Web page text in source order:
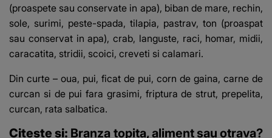
(proaspete sau conservate in apa), biban de mare, rechin,
sole, surimi, peste-spada, tilapia, pastrav, ton (proaspat
sau conservat in apa), crab, languste, raci, homar, midii,
caracatita, stridii, scoici, creveti si calamari.
Din curte – oua, pui, ficat de pui, corn de gaina, carne de
curcan si de pui fara grasimi, friptura de strut, prepelita,
curcan, rata salbatica.
Citeste si: Branza topita, aliment sau otrava?